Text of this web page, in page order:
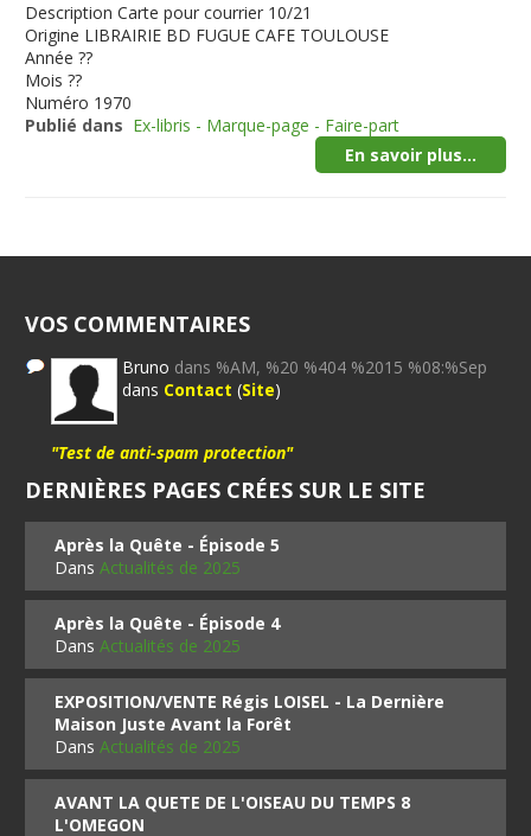
Description Carte pour courrier 10/21
Origine LIBRAIRIE BD FUGUE CAFE TOULOUSE
Année ??
Mois ??
Numéro 1970
Publié dans Ex-libris - Marque-page - Faire-part
En savoir plus...
VOS COMMENTAIRES
Bruno dans %AM, %20 %404 %2015 %08:%Sep
dans Contact (Site)
"Test de anti-spam protection"
DERNIÈRES PAGES CRÉES SUR LE SITE
Après la Quête - Épisode 5
DansActualités de 2025
Après la Quête - Épisode 4
DansActualités de 2025
EXPOSITION/VENTE Régis LOISEL - La Dernière
Maison Juste Avant la Forêt
DansActualités de 2025
AVANT LA QUETE DE L'OISEAU DU TEMPS 8
L'OMEGON